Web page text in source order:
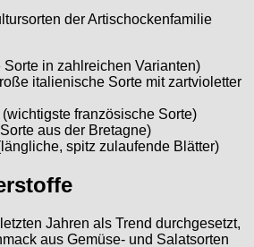
der Artischockenfamilie
in zahlreichen Varianten)
italienische Sorte mit zartvioletter
französische Sorte)
aus der Bretagne)
spitz zulaufende Blätter)
Jahren als Trend durchgesetzt,
aus Gemüse- und Salatsorten